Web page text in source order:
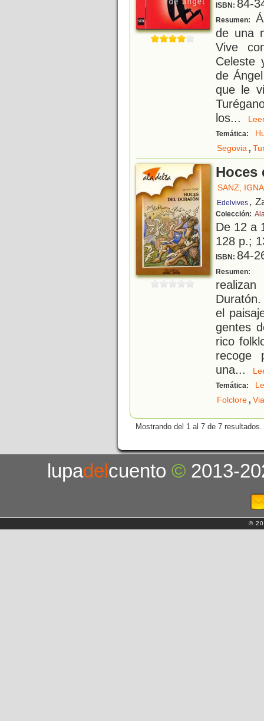
ISBN: 84-
Resumen:
de una
Vive
Celeste
de
que le
los...
Temática:
Segovia,
Hoces
SANZ,
Edelvives ,
Colección:
De 12 a
128 p.;
ISBN: 84-
Resumen:
el
gentes
rico
recoge
una...
Temática:
Folclore,
Mostrando del 1 al 7 de 7 resultados.
lupadelcuento© 2013-
©